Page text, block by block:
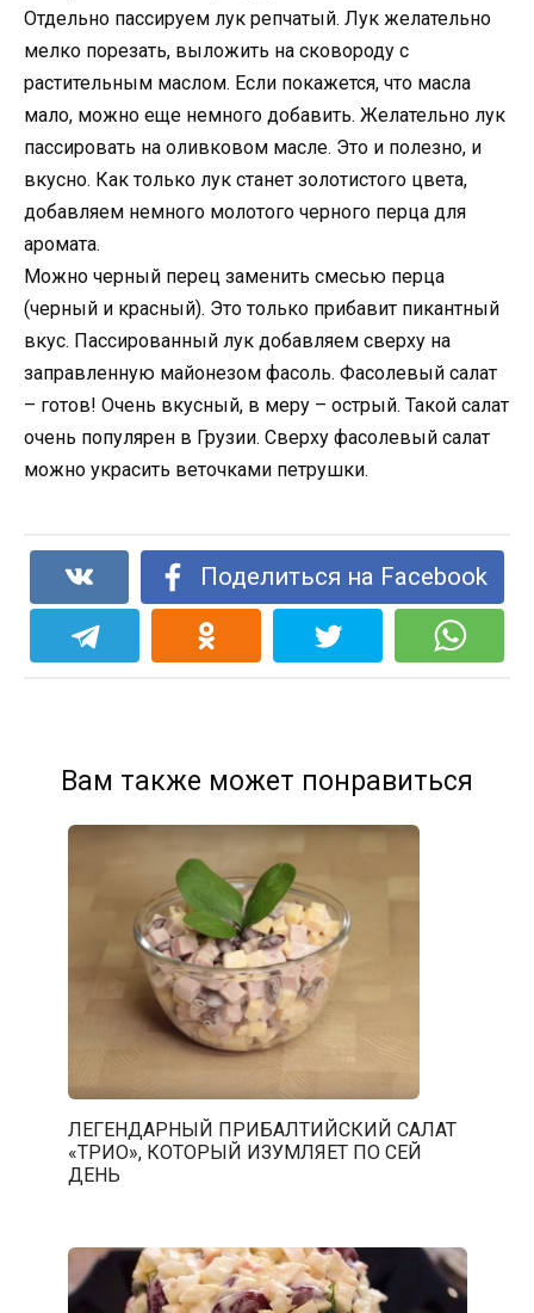
Отдельно пассируем лук репчатый. Лук желательно
мелко порезать, выложить на сковороду с
растительным маслом. Если покажется, что масла
мало, можно еще немного добавить. Желательно лук
пассировать на оливковом масле. Это и полезно, и
вкусно. Как только лук станет золотистого цвета,
добавляем немного молотого черного перца для
аромата.
Можно черный перец заменить смесью перца
(черный и красный). Это только прибавит пикантный
вкус. Пассированный лук добавляем сверху на
заправленную майонезом фасоль. Фасолевый салат
– готов! Очень вкусный, в меру – острый. Такой салат
очень популярен в Грузии. Сверху фасолевый салат
можно украсить веточками петрушки.
Поделиться на Facebook
Вам также может понравиться
ЛЕГЕНДАРНЫЙ ПРИБАЛТИЙСКИЙ САЛАТ
«ТРИО», КОТОРЫЙ ИЗУМЛЯЕТ ПО СЕЙ
ДЕНЬ